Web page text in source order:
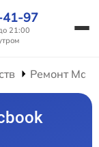
41-97
21:00
Ремонт